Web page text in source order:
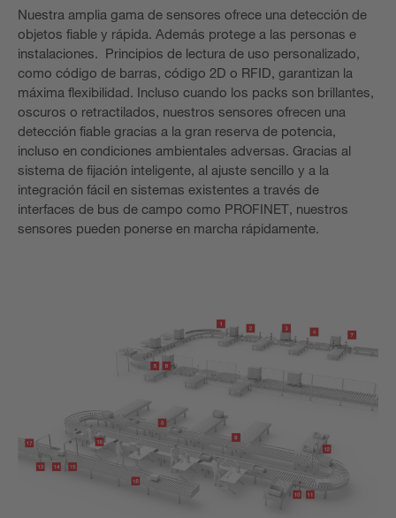
Nuestra amplia gama de sensores ofrece una detección de
objetos fiable y rápida. Además protege a las personas e
instalaciones. Principios de lectura de uso personalizado,
como código de barras, código 2D o RFID, garantizan la
máxima flexibilidad. Incluso cuando los packs son brillantes,
oscuros o retractilados, nuestros sensores ofrecen una
detección fiable gracias a la gran reserva de potencia,
incluso en condiciones ambientales adversas. Gracias al
sistema de fijación inteligente, al ajuste sencillo y a la
integración fácil en sistemas existentes a través de
interfaces de bus de campo como PROFINET, nuestros
sensores pueden ponerse en marcha rápidamente.